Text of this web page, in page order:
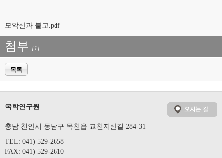
모악산과 불교.pdf
첨부 [1]
목록
국학연구원
충남 천안시 동남구 목천읍 교천지산길 284-31
TEL: 041) 529-2658
FAX: 041) 529-2610